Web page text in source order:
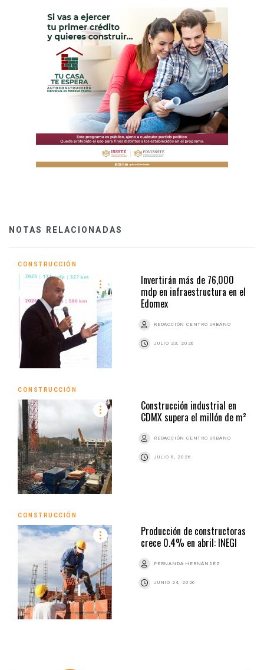
NOTAS RELACIONADAS
CONSTRUCCIÓN
Invertirán más de 76,000
mdp en infraestructura en el
Edomex
REDACCIÓN CENTRO URBANO
JULIO 23, 2026
CONSTRUCCIÓN
Construcción industrial en
CDMX supera el millón de m²
REDACCIÓN CENTRO URBANO
JULIO 8, 2026
CONSTRUCCIÓN
Producción de constructoras
crece 0.4% en abril: INEGI
FERNANDA HERNÁNDEZ
JUNIO 24, 2026